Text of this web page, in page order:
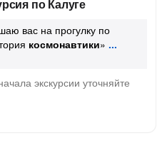
по Калуге
вас на прогулку по
космонавтики»
экскурсии уточняйте